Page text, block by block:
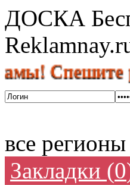
ДОСКА
все
Закладки (0